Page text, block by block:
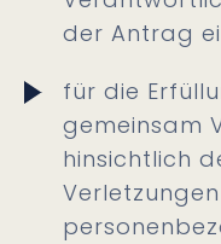
der Antrag
für die
gemeinsam
hinsichtlich